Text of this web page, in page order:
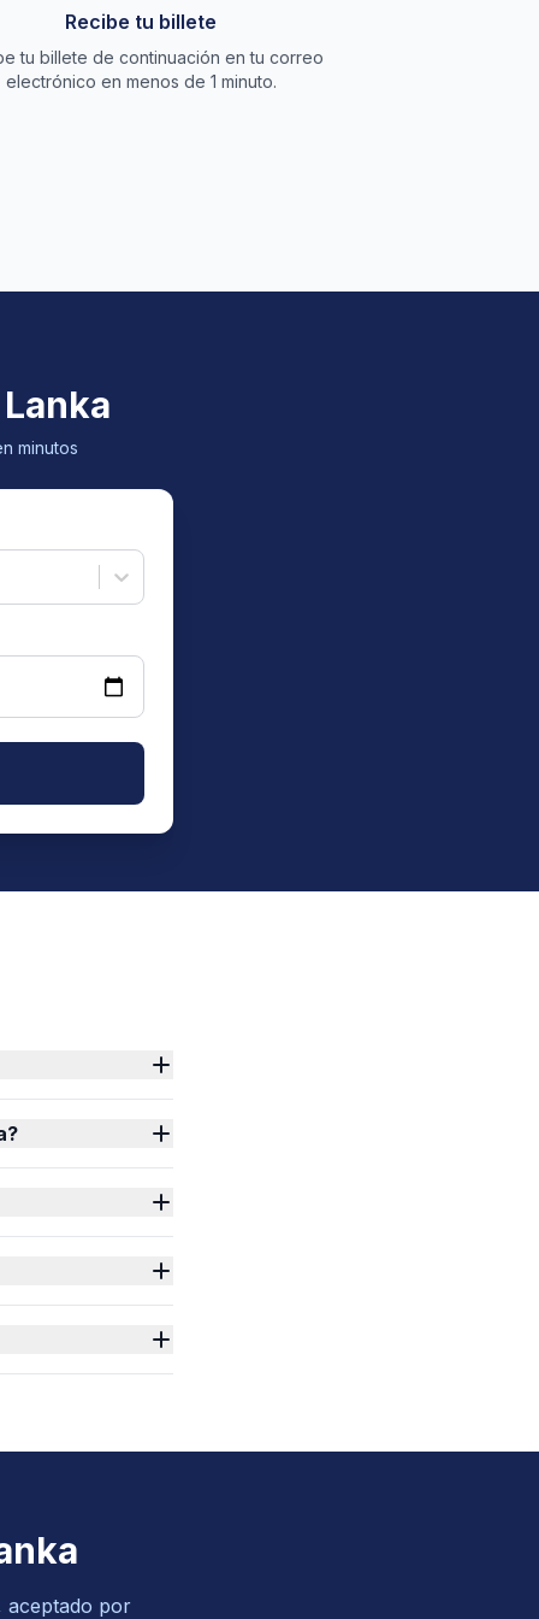
Recibe tu billete
tu billete de continuación en tu correo
electrónico en menos de 1 minuto.
minutos
aceptado por